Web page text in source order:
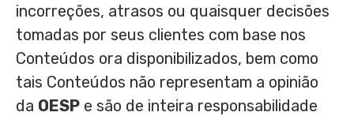
incorreções, atrasos ou quaisquer decisões
tomadas por seus clientes com base nos
Conteúdos ora disponibilizados, bem como
tais Conteúdos não representam a opinião
da OESP e são de inteira responsabilidade